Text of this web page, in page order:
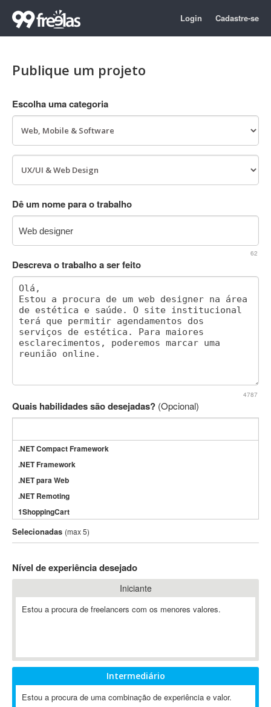
Login Cadastre-se
Publique um projeto
Escolha uma categoria
Dê um nome para o trabalho
62
Descreva o trabalho a ser feito
4787
Quais habilidades são desejadas? (Opcional)
.NET Compact Framework
.NET Framework
.NET para Web
.NET Remoting
1ShoppingCart
3DS Max
3GSM
802.11
A-GPS
ABAP
Abaqus
ABBYY FineReader
Selecionadas (max 5)
Nível de experiência desejado
Iniciante
Estou a procura de freelancers com os menores valores.
Intermediário
Estou a procura de uma combinação de experiência e valor.